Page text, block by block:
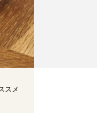
スメ